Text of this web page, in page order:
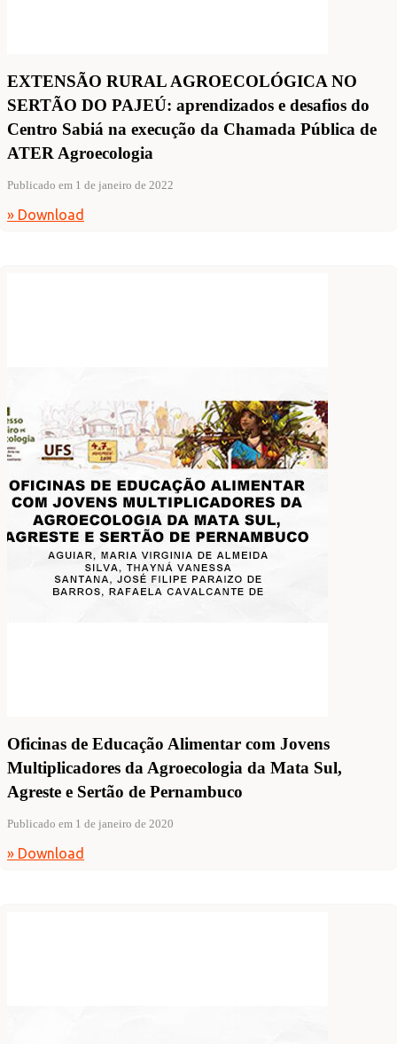
EXTENSÃO RURAL AGROECOLÓGICA NO
SERTÃO DO PAJEÚ: aprendizados e desafios do
Centro Sabiá na execução da Chamada Pública de
ATER Agroecologia
Publicado em 1 de janeiro de 2022
» Download
Oficinas de Educação Alimentar com Jovens
Multiplicadores da Agroecologia da Mata Sul,
Agreste e Sertão de Pernambuco
Publicado em 1 de janeiro de 2020
» Download